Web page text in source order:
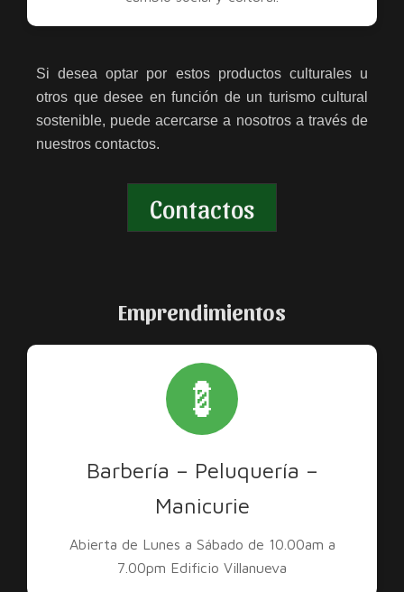
Si desea optar por estos productos culturales u
otros que desee en función de un turismo cultural
sostenible, puede acercarse a nosotros a través de
nuestros contactos.
Contactos
Emprendimientos
💈
Barbería – Peluquería –
Manicurie
Abierta de Lunes a Sábado de 10.00am a
7.00pm Edificio Villanueva